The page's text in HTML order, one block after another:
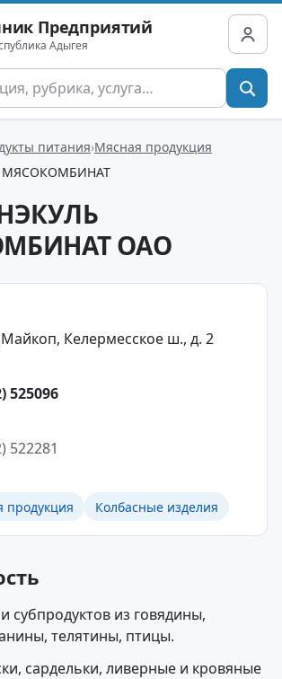
Предприятий
Адыгея
питания Мясная продукция
МЯСОКОМБИНАТ
ОАО
Келермесское ш., д. 2
525096
522281
продукция
Колбасные изделия
субпродуктов из говядины,
телятины, птицы.
сардельки, ливерные и кровяные